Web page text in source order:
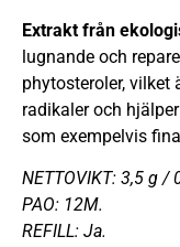
Extrakt från
lugnande och
phytosteroler, vilket
radikaler och
som exempelvis
NETTOVIKT: 3,5 g /
PAO: 12M.
REFILL: Ja.